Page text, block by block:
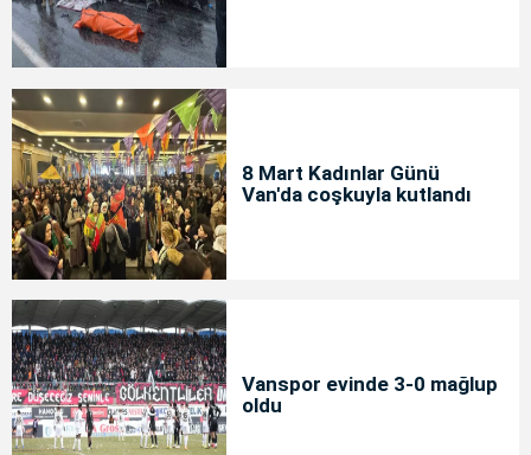
8 Mart Kadınlar Günü
Van'da coşkuyla kutlandı
Vanspor evinde 3-0 mağlup
oldu